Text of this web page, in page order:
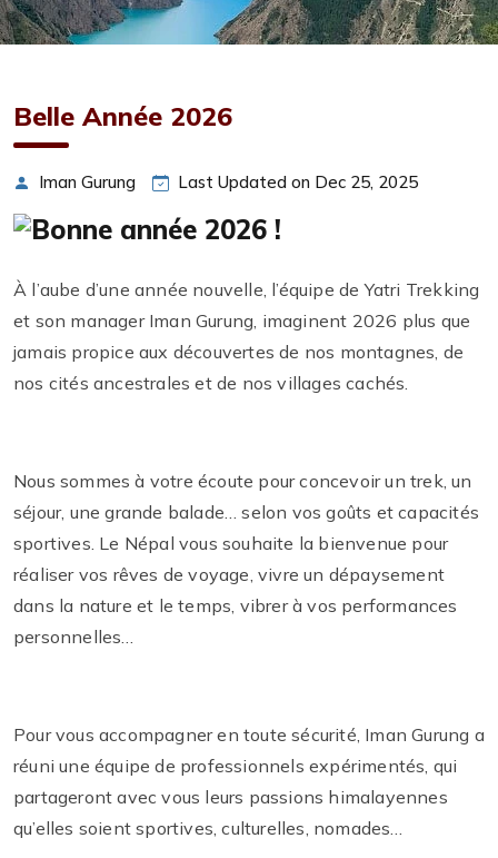
Belle Année 2026
Iman Gurung Last Updated on Dec 25, 2025
À l’aube d’une année nouvelle, l’équipe de Yatri Trekking
et son manager Iman Gurung, imaginent 2026 plus que
jamais propice aux découvertes de nos montagnes, de
nos cités ancestrales et de nos villages cachés.
Nous sommes à votre écoute pour concevoir un trek, un
séjour, une grande balade… selon vos goûts et capacités
sportives. Le Népal vous souhaite la bienvenue pour
réaliser vos rêves de voyage, vivre un dépaysement
dans la nature et le temps, vibrer à vos performances
personnelles…
Pour vous accompagner en toute sécurité, Iman Gurung a
réuni une équipe de professionnels expérimentés, qui
partageront avec vous leurs passions himalayennes
qu’elles soient sportives, culturelles, nomades…